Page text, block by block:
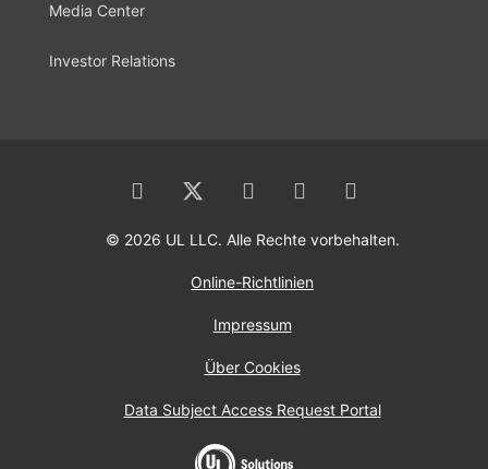
Media Center
Investor Relations
© 2026 UL LLC. Alle Rechte vorbehalten.
Online-Richtlinien
Impressum
Über Cookies
Data Subject Access Request Portal